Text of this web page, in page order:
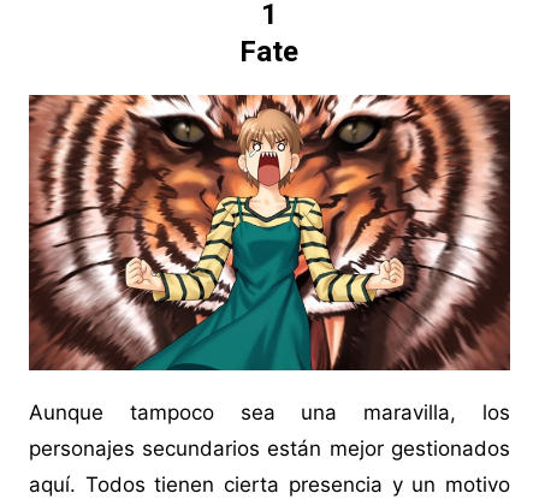
1
Fate
Aunque tampoco sea una maravilla, los
personajes secundarios están mejor gestionados
aquí. Todos tienen cierta presencia y un motivo